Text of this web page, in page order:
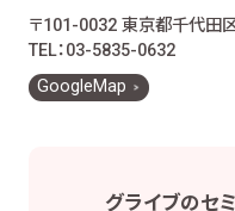
〒101-0032 東京都千代田
TEL：03-5835-0632
GoogleMap
グライブのセ